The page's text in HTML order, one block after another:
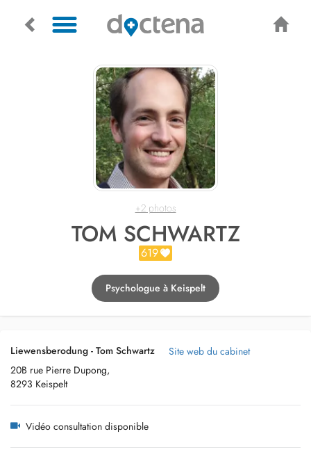
+2 photos
TOM SCHWARTZ
619
Psychologue à Keispelt
Liewensberodung - Tom Schwartz
20B rue Pierre Dupong,
8293 Keispelt
Site web du cabinet
Vidéo consultation disponible